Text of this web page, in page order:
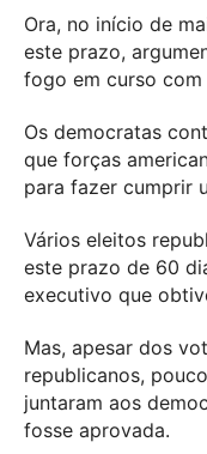
Ora, no início de
este prazo,
fogo em curso
Os democratas
que forças
para fazer cumprir
Vários eleitos
este prazo de 60
executivo que
Mas, apesar dos
republicanos,
juntaram aos
fosse aprovada.